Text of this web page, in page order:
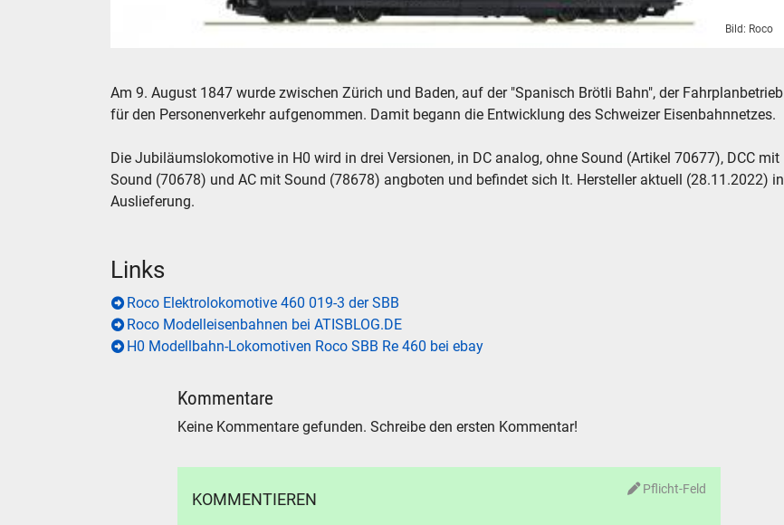
Bild: Roco
Am 9. August 1847 wurde zwischen Zürich und Baden, auf der "Spanisch Brötli Bahn", der Fahrplanbetrieb
für den Personenverkehr aufgenommen. Damit begann die Entwicklung des Schweizer Eisenbahnnetzes.
Die Jubiläumslokomotive in H0 wird in drei Versionen, in DC analog, ohne Sound (Artikel 70677), DCC mit
Sound (70678) und AC mit Sound (78678) angboten und befindet sich lt. Hersteller aktuell (28.11.2022) in
Auslieferung.
Links
Roco Elektrolokomotive 460 019-3 der SBB
Roco Modelleisenbahnen bei ATISBLOG.DE
H0 Modellbahn-Lokomotiven Roco SBB Re 460 bei ebay
Kommentare
Keine Kommentare gefunden. Schreibe den ersten Kommentar!
Pflicht-Feld
KOMMENTIEREN